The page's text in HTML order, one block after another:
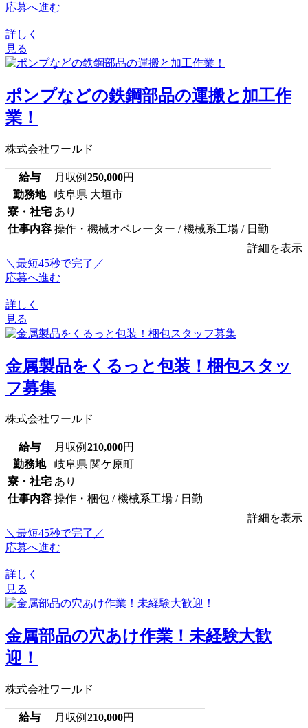
応募へ進む
詳しく
見る
ポンプなどの鉄鋼部品の運搬と加工作
業！
株式会社ワールド
給与 月収例 250,000円
勤務地
岐阜県 大垣市
寮・社宅 あり
仕事内容 操作・機械オペレーター / 機械系工場 / 日勤
詳細を表示
＼最短45秒で完了／
応募へ進む
詳しく
見る
金属製品をくるっと包装！梱包スタッ
フ募集
株式会社ワールド
給与 月収例 210,000円
勤務地
岐阜県 関ケ原町
寮・社宅 あり
仕事内容 操作・梱包 / 機械系工場 / 日勤
詳細を表示
＼最短45秒で完了／
応募へ進む
詳しく
見る
金属部品の穴あけ作業！未経験大歓
迎！
株式会社ワールド
給与 月収例 210,000円